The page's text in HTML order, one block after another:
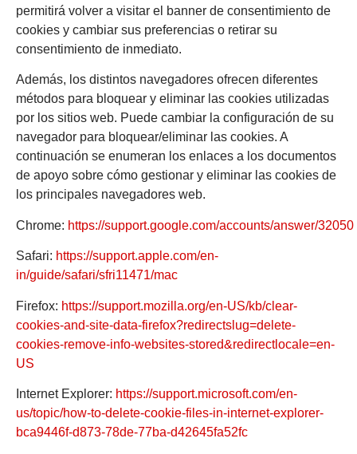
permitirá volver a visitar el banner de consentimiento de
cookies y cambiar sus preferencias o retirar su
consentimiento de inmediato.
Además, los distintos navegadores ofrecen diferentes
métodos para bloquear y eliminar las cookies utilizadas
por los sitios web. Puede cambiar la configuración de su
navegador para bloquear/eliminar las cookies. A
continuación se enumeran los enlaces a los documentos
de apoyo sobre cómo gestionar y eliminar las cookies de
los principales navegadores web.
Chrome: https://support.google.com/accounts/answer/32050
Safari: https://support.apple.com/en-
in/guide/safari/sfri11471/mac
Firefox: https://support.mozilla.org/en-US/kb/clear-
cookies-and-site-data-firefox?redirectslug=delete-
cookies-remove-info-websites-stored&redirectlocale=en-
US
Internet Explorer: https://support.microsoft.com/en-
us/topic/how-to-delete-cookie-files-in-internet-explorer-
bca9446f-d873-78de-77ba-d42645fa52fc